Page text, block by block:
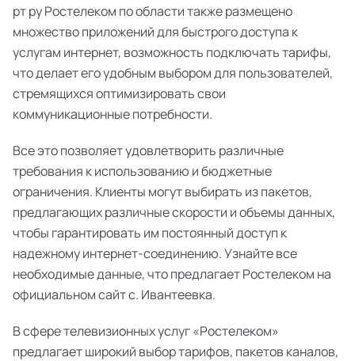
рт ру Ростелеком по области также размещено
множество приложений для быстрого доступа к
услугам интернет, возможность подключать тарифы,
что делает его удобным выбором для пользователей,
стремящихся оптимизировать свои
коммуникационные потребности.
Все это позволяет удовлетворить различные
требования к использованию и бюджетные
ограничения. Клиенты могут выбирать из пакетов,
предлагающих различные скорости и объемы данных,
чтобы гарантировать им постоянный доступ к
надежному интернет-соединению. Узнайте все
необходимые данные, что предлагает Ростелеком на
официальном сайт с. Ивантеевка.
В сфере телевизионных услуг «Ростелеком»
предлагает широкий выбор тарифов, пакетов каналов,